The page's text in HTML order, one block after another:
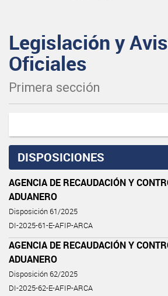
Legislación y
Oficiales
Primera sección
DISPOSICIONES
AGENCIA DE RECAUDACIÓN Y
ADUANERO
Disposición 61/2025
DI-2025-61-E-AFIP-ARCA
AGENCIA DE RECAUDACIÓN Y
ADUANERO
Disposición 62/2025
DI-2025-62-E-AFIP-ARCA